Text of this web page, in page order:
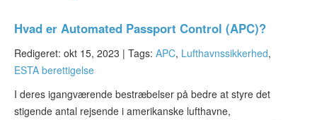
Hvad er ESTA?
Visumfritagelsesprogrammet
ESTA-status
Hvad er Automated Passport Control (APC)?
Redigeret: okt 15, 2023 | Tags: APC, Lufthavnssikkerhed,
ESTA berettigelse
I deres igangværende bestræbelser på bedre at styre det
stigende antal rejsende i amerikanske lufthavne,